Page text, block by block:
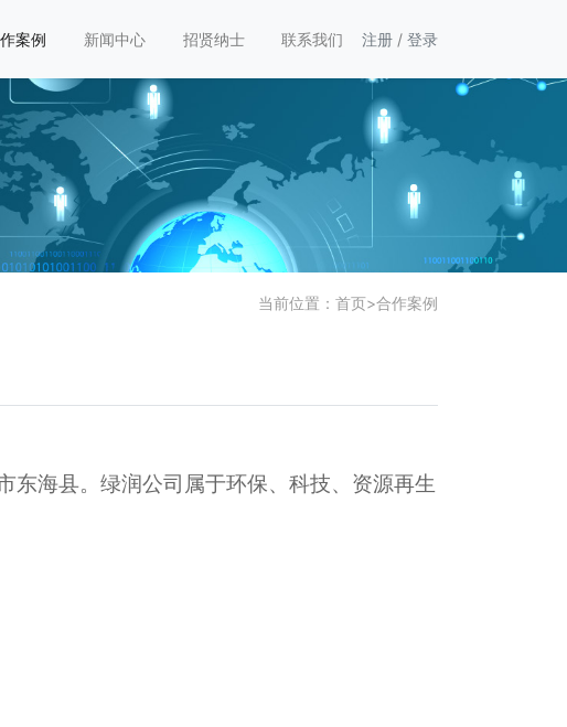
案例 新闻中心 招贤纳士 联系我们 注册 / 登录
当前位置： 首页>合作案例
东海县。绿润公司属于环保、科技、资源再生